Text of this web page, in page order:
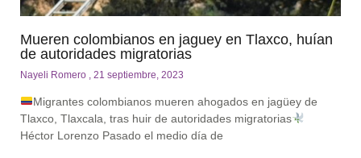
Mueren colombianos en jaguey en Tlaxco, huían
de autoridades migratorias
Nayeli Romero 21 septiembre, 2023
Migrantes colombianos mueren ahogados en jagüey de
Tlaxco, Tlaxcala, tras huir de autoridades migratorias
Héctor Lorenzo Pasado el medio día de